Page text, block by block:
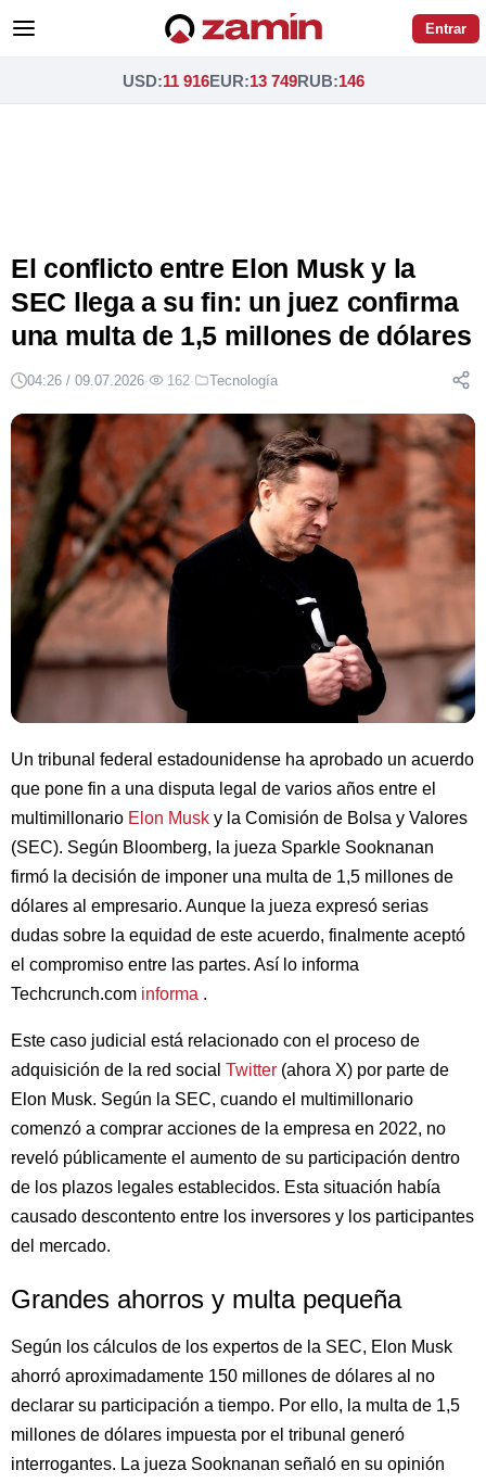
Entrar
USD:11 916EUR:13 749RUB:146
El conflicto entre Elon Musk y la
SEC llega a su fin: un juez confirma
una multa de 1,5 millones de dólares
04:26 / 09.07.2026· 162· Tecnología
Un tribunal federal estadounidense ha aprobado un acuerdo
que pone fin a una disputa legal de varios años entre el
multimillonario Elon Musk y la Comisión de Bolsa y Valores
(SEC). Según Bloomberg, la jueza Sparkle Sooknanan
firmó la decisión de imponer una multa de 1,5 millones de
dólares al empresario. Aunque la jueza expresó serias
dudas sobre la equidad de este acuerdo, finalmente aceptó
el compromiso entre las partes. Así lo informa
Techcrunch.com informa .
Este caso judicial está relacionado con el proceso de
adquisición de la red social Twitter (ahora X) por parte de
Elon Musk. Según la SEC, cuando el multimillonario
comenzó a comprar acciones de la empresa en 2022, no
reveló públicamente el aumento de su participación dentro
de los plazos legales establecidos. Esta situación había
causado descontento entre los inversores y los participantes
del mercado.
Grandes ahorros y multa pequeña
Según los cálculos de los expertos de la SEC, Elon Musk
ahorró aproximadamente 150 millones de dólares al no
declarar su participación a tiempo. Por ello, la multa de 1,5
millones de dólares impuesta por el tribunal generó
interrogantes. La jueza Sooknanan señaló en su opinión